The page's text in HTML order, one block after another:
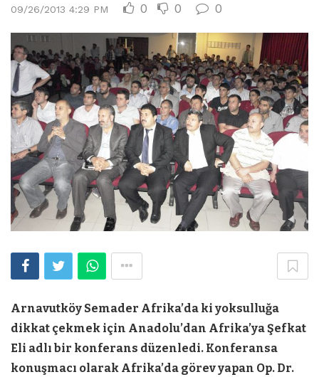
09/26/2013 4:29 PM 0 0 0
Arnavutköy Semader Afrika’da ki yoksulluğa
dikkat çekmek için Anadolu’dan Afrika’ya Şefkat
Eli adlı bir konferans düzenledi. Konferansa
konuşmacı olarak Afrika’da görev yapan Op. Dr.